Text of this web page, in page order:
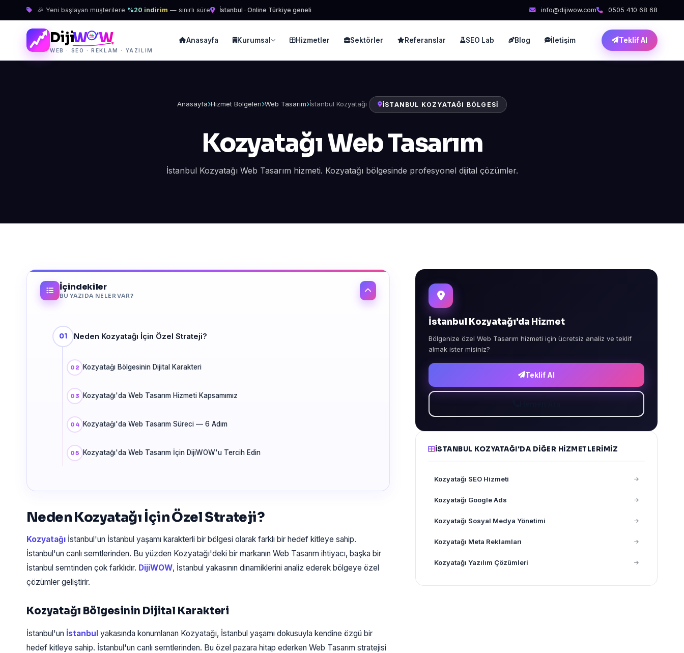
🎉 Yeni başlayan müşterilere %20 indirim — sınırlı süre İstanbul · Online Türkiye geneli info@dijiwow.com 0505 410 68 68
DijiW W
WEB · SEO · REKLAM · YAZILIM
Anasayfa Kurumsal Hizmetler Sektörler Referanslar SEO Lab Blog İletişim Teklif Al
Anasayfa Hizmet Bölgeleri Web Tasarım İstanbul Kozyatağı İSTANBUL KOZYATAĞI BÖLGESI
Kozyatağı Web Tasarım
İstanbul Kozyatağı Web Tasarım hizmeti. Kozyatağı bölgesinde profesyonel dijital çözümler.
İçindekiler
BU YAZIDA NELER VAR?
Neden Kozyatağı İçin Özel Strateji?
Kozyatağı Bölgesinin Dijital Karakteri
Kozyatağı'da Web Tasarım Hizmeti Kapsamımız
Kozyatağı'da Web Tasarım Süreci — 6 Adım
Kozyatağı'da Web Tasarım İçin DijiWOW'u Tercih Edin
Neden Kozyatağı İçin Özel Strateji?
Kozyatağı İstanbul'un İstanbul yaşamı karakterli bir bölgesi olarak farklı bir hedef kitleye sahip.
İstanbul'un canlı semtlerinden. Bu yüzden Kozyatağı'deki bir markanın Web Tasarım ihtiyacı, başka bir
İstanbul semtinden çok farklıdır. DijiWOW, İstanbul yakasının dinamiklerini analiz ederek bölgeye özel
çözümler geliştirir.
Kozyatağı Bölgesinin Dijital Karakteri
İstanbul'un İstanbul yakasında konumlanan Kozyatağı, İstanbul yaşamı dokusuyla kendine özgü bir
hedef kitleye sahip. İstanbul'un canlı semtlerinden. Bu özel pazara hitap ederken Web Tasarım stratejisi
İstanbul Kozyatağı'da Hizmet
Bölgenize özel Web Tasarım hizmeti için ücretsiz analiz ve teklif
almak ister misiniz?
Teklif Al
İSTANBUL KOZYATAĞI'DA DIĞER HIZMETLERIMIZ
Kozyatağı SEO Hizmeti
Kozyatağı Google Ads
Kozyatağı Sosyal Medya Yönetimi
Kozyatağı Meta Reklamları
Kozyatağı Yazılım Çözümleri